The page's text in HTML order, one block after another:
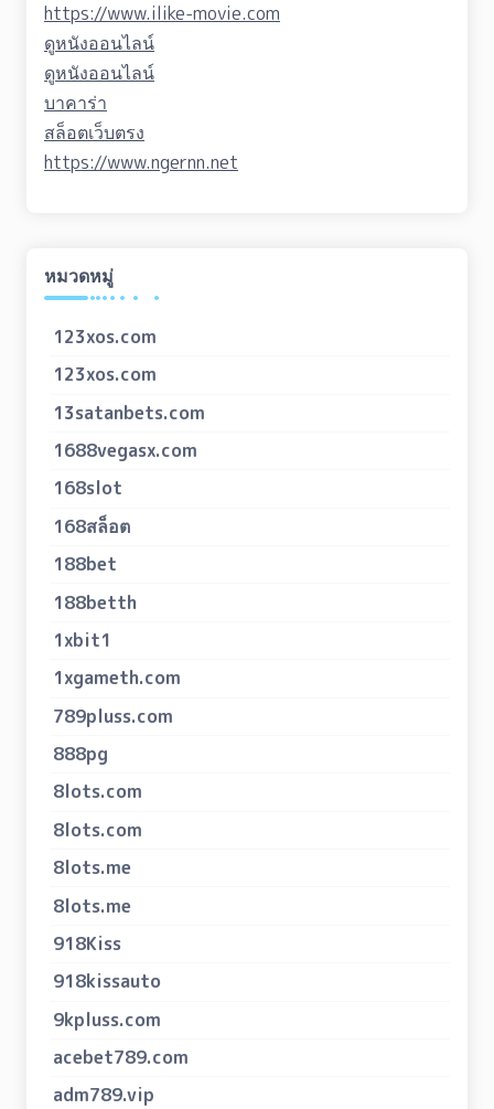
https://www.ilike-movie.com
ดูหนังออนไลน์
ดูหนังออนไลน์
บาคาร่า
สล็อตเว็บตรง
https://www.ngernn.net
หมวดหมู่
123xos.com
123xos.com
13satanbets.com
1688vegasx.com
168slot
168สล็อต
188bet
188betth
1xbit1
1xgameth.com
789pluss.com
888pg
8lots.com
8lots.com
8lots.me
8lots.me
918Kiss
918kissauto
9kpluss.com
acebet789.com
adm789.vip